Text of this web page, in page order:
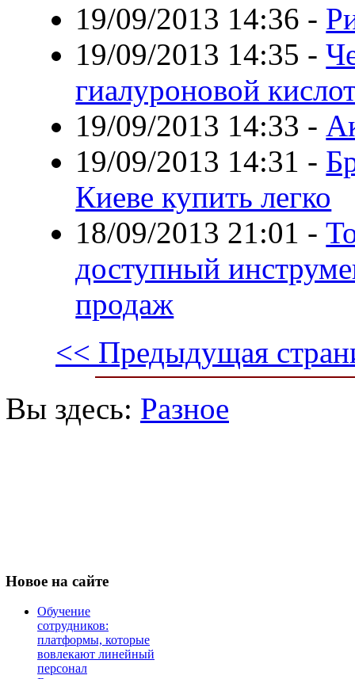
19/09/2013 14:36 -
19/09/2013 14:35 -
гиалуроновой
19/09/2013 14:33 -
19/09/2013 14:31 -
Киеве купить легко
18/09/2013 21:01 -
доступный
продаж
<< Предыдущая
Вы здесь: Разное
Новое на сайте
Обучение
сотрудников:
платформы, которые
вовлекают линейный
персонал